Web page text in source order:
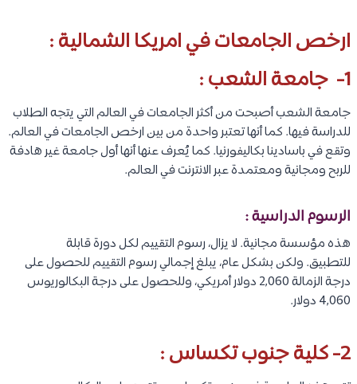
ارخص الجامعات في امريكا الشمالية :
1- جامعة الشعب :
جامعة الشعب أصبحت من أكثر الجامعات في العالم التي يتجه الطلاب
للدراسة فيها. كما أنها تعتبر واحدة من بين ارخص الجامعات في العالم.
وتقع في باسادينا بكاليفورنيا. كما يُعرف عنها أنها أول جامعة غير هادفة
للربح ومجانية ومعتمدة عبر الانترنت في العالم.
الرسوم الدراسية :
هذه مؤسسة مجانية. لا يزال، رسوم التقييم لكل دورة قابلة
للتطبيق. ولكن بشكل عام، يبلغ إجمالي رسوم التقييم للحصول على
درجة الزمالة 2,060 دولار أمريكي، وللحصول على درجة البكالوريوس
4,060 دولار.
2- كلية جنوب تكساس :